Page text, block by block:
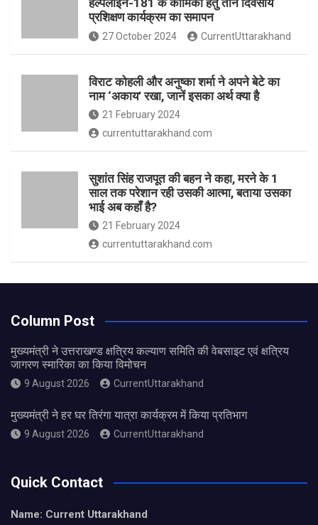
हेल्पलाईन-181 के कार्मिकों हेतु तीन दिवसीय
प्रशिक्षण कार्यक्रम का समापन
27 October 2024 CurrentUttarakhand
विराट कोहली और अनुष्का शर्मा ने अपने बेटे का
नाम ‘अकाय’ रखा, जानें इसका अर्थ क्‍या है
21 February 2024
currentuttarakhand.com
सुशांत सिंह राजपूत की बहन ने कहा, मरने के 1
साल तक परेशान रही उसकी आत्मा, बताया उसका
भाई अब कहाँ है?
21 February 2024
currentuttarakhand.com
Column Post
मुख्यमंत्री ने उत्तराखण्ड क्षत्रिय कल्याण समिति की वेबसाइट एवं क्षत्रिय
जागरण स्मारिका का किया विमोचन
9 August 2026 CurrentUttarakhand
मुख्यमंत्री ने हर घर तिरंगा यात्रा कार्यक्रम में किया प्रतिभाग
9 August 2026 CurrentUttarakhand
Quick Contact
Name: Current Uttarakhand